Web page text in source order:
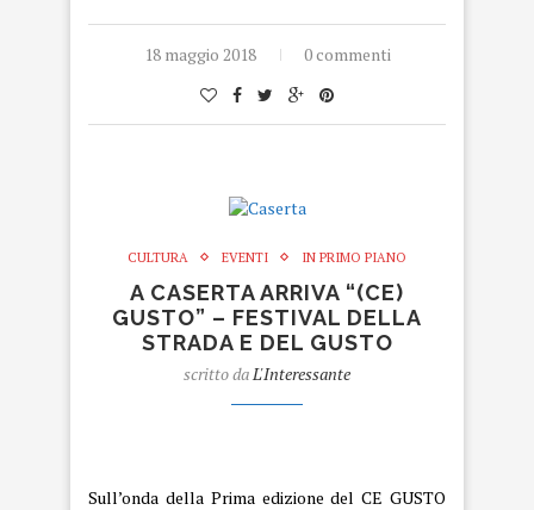
18 maggio 2018 0 commenti
CULTURA EVENTI IN PRIMO PIANO
A CASERTA ARRIVA “(CE)
GUSTO” – FESTIVAL DELLA
STRADA E DEL GUSTO
scritto da L'Interessante
Sull’onda della Prima edizione delCE GUSTO